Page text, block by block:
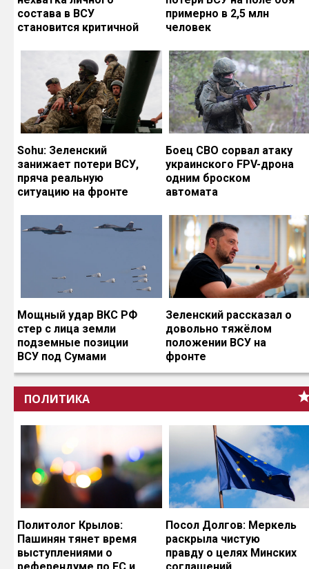
состава в ВСУ
становится критичной
примерно в 2,5 млн
человек
Sohu: Зеленский
занижает потери ВСУ,
пряча реальную
ситуацию на фронте
Боец СВО сорвал атаку
украинского FPV-дрона
одним броском
автомата
Мощный удар ВКС РФ
стер с лица земли
подземные позиции
ВСУ под Сумами
Зеленский рассказал о
довольно тяжёлом
положении ВСУ на
фронте
ПОЛИТИКА
Политолог Крылов:
Пашинян тянет время
выступлениями о
Посол Долгов: Меркель
раскрыла чистую
правду о целях Минских